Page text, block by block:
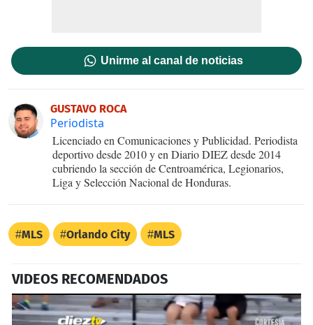
Unirme al canal de noticias
GUSTAVO ROCA
Periodista
Licenciado en Comunicaciones y Publicidad. Periodista
deportivo desde 2010 y en Diario DIEZ desde 2014
cubriendo la sección de Centroamérica, Legionarios,
Liga y Selección Nacional de Honduras.
MLS Orlando City MLS
VIDEOS RECOMENDADOS